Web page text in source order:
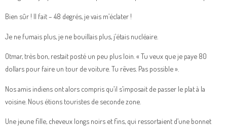
Bien sûr ! Il fait – 48 degrés, je vais m’éclater !
Je ne fumais plus, je ne bouillais plus, j’étais nucléaire.
Otmar, très bon, restait posté un peu plus loin. « Tu veux que je paye 80
dollars pour faire un tour de voiture. Tu rêves. Pas possible ».
Nos amis indiens ont alors compris qu’il s’imposait de passer le plat à la
voisine. Nous étions touristes de seconde zone.
Une jeune fille, cheveux longs noirs et fins, qui ressortaient d’une bonnet